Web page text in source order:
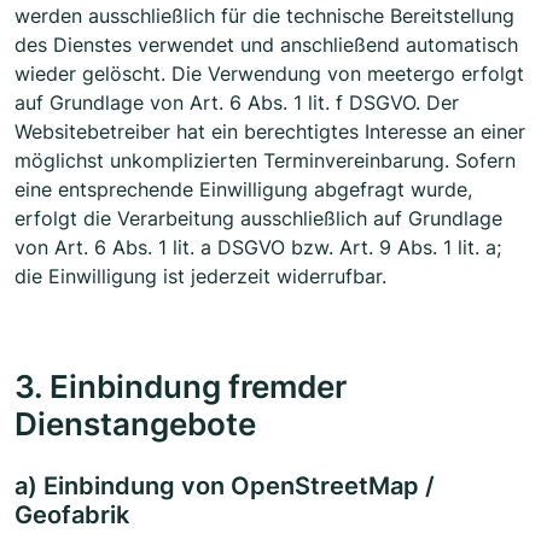
werden ausschließlich für die technische Bereitstellung
des Dienstes verwendet und anschließend automatisch
wieder gelöscht. Die Verwendung von meetergo erfolgt
auf Grundlage von Art. 6 Abs. 1 lit. f DSGVO. Der
Websitebetreiber hat ein berechtigtes Interesse an einer
möglichst unkomplizierten Terminvereinbarung. Sofern
eine entsprechende Einwilligung abgefragt wurde,
erfolgt die Verarbeitung ausschließlich auf Grundlage
von Art. 6 Abs. 1 lit. a DSGVO bzw. Art. 9 Abs. 1 lit. a;
die Einwilligung ist jederzeit widerrufbar.
3. Einbindung fremder
Dienstangebote
a) Einbindung von OpenStreetMap /
Geofabrik